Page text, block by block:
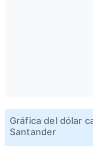
Gráfica del dólar
Santander